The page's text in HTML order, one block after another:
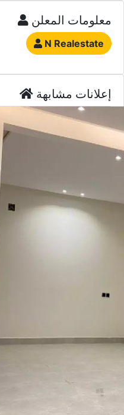
معلومات المعلن
N Realestate
إعلانات مشابهة